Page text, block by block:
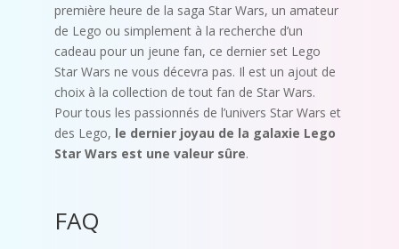
première heure de la saga Star Wars, un amateur
de Lego ou simplement à la recherche d’un
cadeau pour un jeune fan, ce dernier set Lego
Star Wars ne vous décevra pas. Il est un ajout de
choix à la collection de tout fan de Star Wars.
Pour tous les passionnés de l’univers Star Wars et
des Lego, le dernier joyau de la galaxie Lego
Star Wars est une valeur sûre.
FAQ